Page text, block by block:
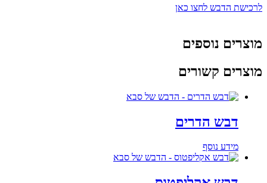
לרכישת הדבש לחצו כאן
מוצרים נוספים
מוצרים קשורים
דבש הדרים
מידע נוסף